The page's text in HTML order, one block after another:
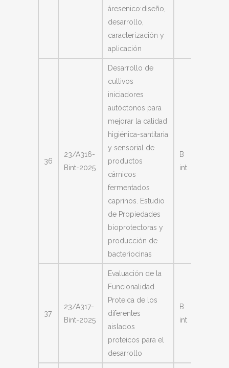
áresenico:diseño,
desarrollo,
caracterización y
aplicación
36
23/A316-
Bint-2025
Desarrollo de
cultivos
iniciadores
autóctonos para
mejorar la calidad
higiénica-santitaria
y sensorial de
productos
cárnicos
fermentados
caprinos. Estudio
de Propiedades
bioprotectoras y
producción de
bacteriocinas
B
int
37
23/A317-
Bint-2025
Evaluación de la
Funcionalidad
Proteica de los
diferentes
aislados
proteicos para el
desarrollo
B
int